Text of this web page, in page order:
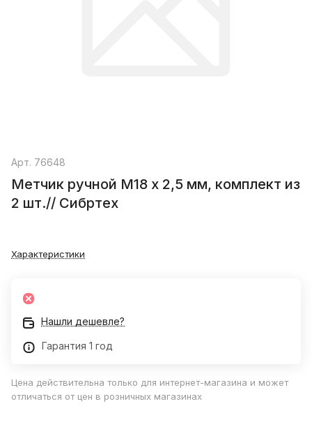
Арт. 76648
Метчик ручной М18 х 2,5 мм, комплект из
2 шт.// Сибртех
Характеристики
Нашли дешевле?
Гарантия 1 год
Цена действительна только для интернет-магазина и может
отличаться от цен в розничных магазинах